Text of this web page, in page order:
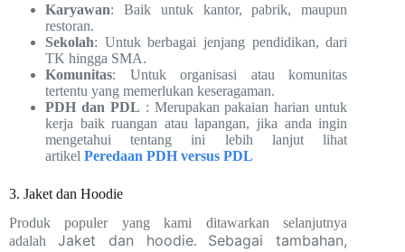
Karyawan: Baik untuk kantor, pabrik, maupun
restoran.
Sekolah: Untuk berbagai jenjang pendidikan, dari
TK hingga SMA.
Komunitas: Untuk organisasi atau komunitas
tertentu yang memerlukan keseragaman.
PDH dan PDL : Merupakan pakaian harian untuk
kerja baik ruangan atau lapangan, jika anda ingin
mengetahui tentang ini lebih lanjut lihat
artikel Peredaan PDH versus PDL
3. Jaket dan Hoodie
Produk populer yang kami ditawarkan selanjutnya
adalah Jaket dan hoodie. Sebagai tambahan,